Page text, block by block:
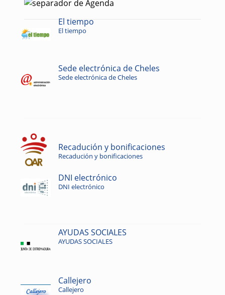
El tiempo
El tiempo
Sede electrónica de Cheles
Sede electrónica de Cheles
Recadución y bonificaciones
Recadución y bonificaciones
DNI electrónico
DNI electrónico
AYUDAS SOCIALES
AYUDAS SOCIALES
Callejero
Callejero